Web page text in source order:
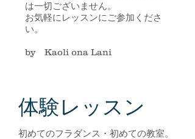
は一切ございません。
お気軽にレッスンにご参加くださ
い。
​by Kaoli ona Lani
​体験レッスン
初めてのフラダンス・初めての教室。